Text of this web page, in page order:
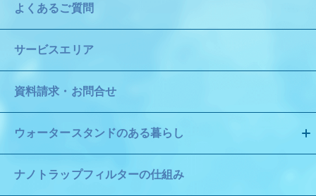
よくあるご質問
サービスエリア
資料請求・お問合せ
ウォータースタンドのある暮らし
ナノトラップフィルターの仕組み